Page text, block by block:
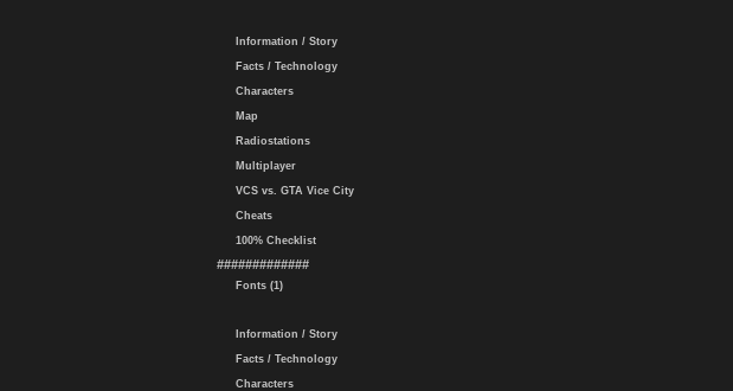
Information / Story
Facts / Technology
Characters
Map
Radiostations
Multiplayer
VCS vs. GTA Vice City
Cheats
100% Checklist
#############
Fonts (1)
Information / Story
Facts / Technology
Characters